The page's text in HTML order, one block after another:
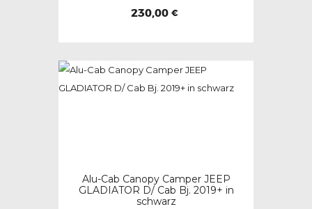
230,00 €
Alu-Cab Canopy Camper JEEP
GLADIATOR D/ Cab Bj. 2019+ in
schwarz